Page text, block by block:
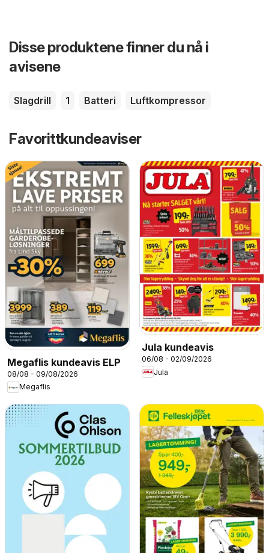
Disse produktene finner du nå i
avisene
Slagdrill 1 Batteri Luftkompressor
Favorittkundeaviser
Megaflis kundeavis ELP
08/08 - 09/08/2026
Megaflis
Jula kundeavis
06/08 - 02/09/2026
Jula